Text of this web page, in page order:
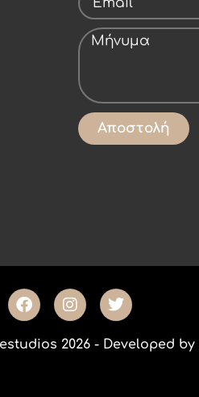
Αποστολή
2026 - Developed by